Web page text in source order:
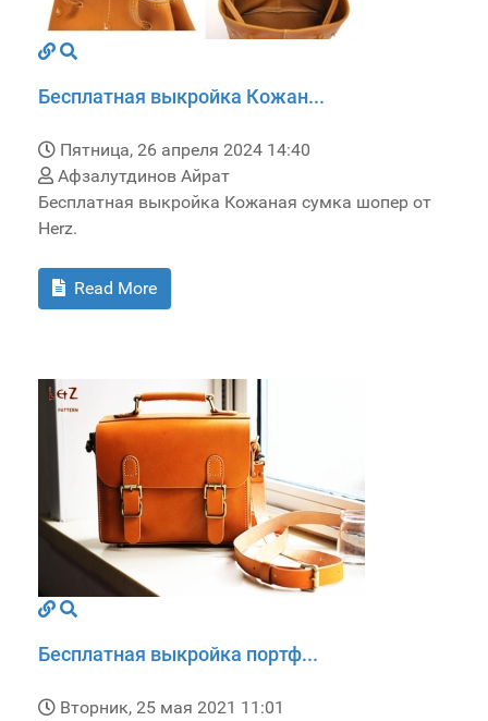
Бесплатная выкройка Кожан...
Пятница, 26 апреля 2024 14:40
Афзалутдинов Айрат
Бесплатная выкройка Кожаная сумка шопер от
Herz.
Read More
Бесплатная выкройка портф...
Вторник, 25 мая 2021 11:01